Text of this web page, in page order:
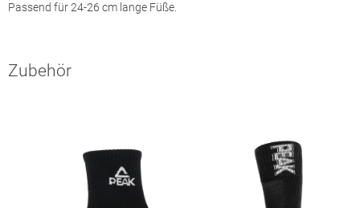
Passend für 24-26 cm lange Füße.
Zubehör